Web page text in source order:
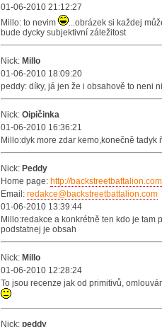
01-06-2010 21:12:27
Millo: to nevim
...obrázek si každej
bude dycky subjektivní záležitost
Nick: Millo
01-06-2010 18:09:20
peddy: díky, já jen že i obsahově to neni
Nick: Oipičinka
01-06-2010 16:36:21
Millo:dyk more zdar kemo,konečně
Nick: Peddy
Home page: http://backstreetbattalion.com
Email: redakce@backstreetbattalion.com
01-06-2010 13:39:44
Millo:redakce a konkrétně ten kdo je tam
podstatnej je obsah
Nick: Millo
01-06-2010 12:28:24
To jsou recenze jak od primitivů,
Nick: peddy